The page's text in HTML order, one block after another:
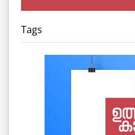
Tags